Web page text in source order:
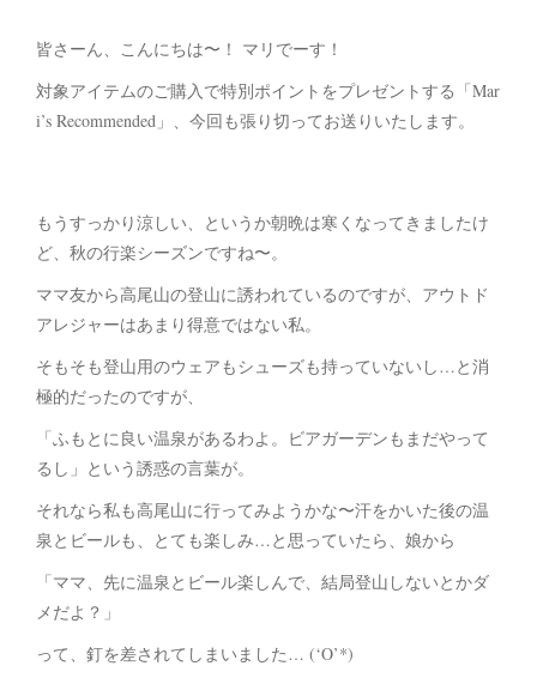
皆さーん、こんにちは〜！ マリでーす！
対象アイテムのご購入で特別ポイントをプレゼントする「Mar
i’s Recommended」、今回も張り切ってお送りいたします。
もうすっかり涼しい、というか朝晩は寒くなってきましたけ
ど、秋の行楽シーズンですね〜。
ママ友から高尾山の登山に誘われているのですが、アウトド
アレジャーはあまり得意ではない私。
そもそも登山用のウェアもシューズも持っていないし…と消
極的だったのですが、
「ふもとに良い温泉があるわよ。ビアガーデンもまだやって
るし」という誘惑の言葉が。
それなら私も高尾山に行ってみようかな〜汗をかいた後の温
泉とビールも、とても楽しみ…と思っていたら、娘から
「ママ、先に温泉とビール楽しんで、結局登山しないとかダ
メだよ？」
って、釘を差されてしまいました… (‘O’*)